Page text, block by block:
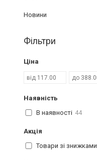
Новини
Фільтри
Ціна
Наявність
В наявності 44
Акція
Товари зі знижками